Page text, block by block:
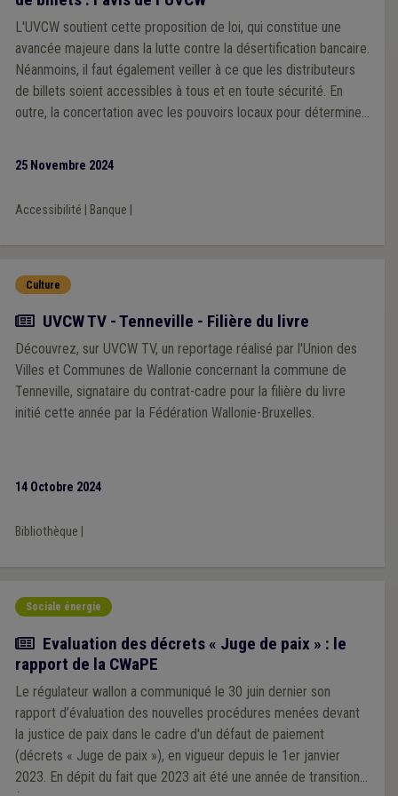
L'UVCW soutient cette proposition de loi, qui constitue une
avancée majeure dans la lutte contre la désertification bancaire.
Néanmoins, il faut également veiller à ce que les distributeurs
de billets soient accessibles à tous et en toute sécurité. En
outre, la concertation avec les pouvoirs locaux pour déterminer
25 Novembre 2024
Accessibilité Banque
Culture
Actualité
UVCW TV - Tenneville - Filière du livre
Découvrez, sur UVCW TV, un reportage réalisé par l'Union des
Villes et Communes de Wallonie concernant la commune de
Tenneville, signataire du contrat-cadre pour la filière du livre
initié cette année par la Fédération Wallonie-Bruxelles.
14 Octobre 2024
Bibliothèque
Sociale énergie
Actualité
Evaluation des décrets « Juge de paix » : le
rapport de la CWaPE
Le régulateur wallon a communiqué le 30 juin dernier son
rapport d’évaluation des nouvelles procédures menées devant
la justice de paix dans le cadre d'un défaut de paiement
(décrets « Juge de paix »), en vigueur depuis le 1er janvier
2023. En dépit du fait que 2023 ait été une année de transition